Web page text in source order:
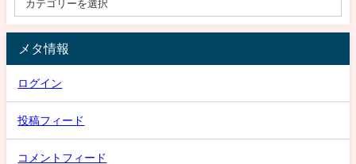
メタ情報
ログイン
投稿フィード
コメントフィード